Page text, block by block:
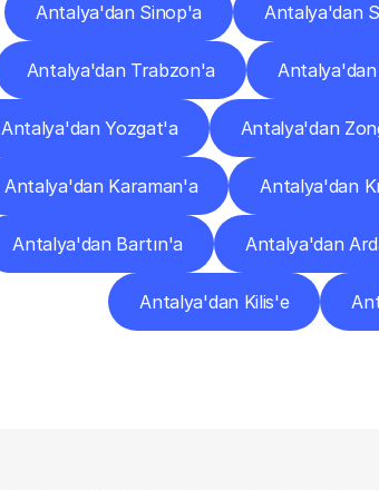
Antalya'dan Sinop'a Antalya'dan
Antalya'dan Trabzon'a
Antalya'dan Yozgat'a Antalya'dan
Antalya'dan Karaman'a Antalya'dan
Antalya'dan Bartın'a Antalya'dan
Antalya'dan Kilis'e